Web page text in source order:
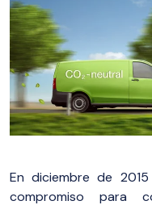
En diciembre de
compromiso para